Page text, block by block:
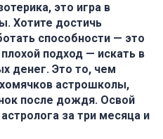
это игра в
Хотите достичь
способности — это
подход — искать в
денег. Это то, чем
астрошколы,
после дождя. Освой
за три месяца и